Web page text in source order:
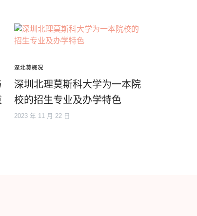
深北莫概况
深圳北理莫斯科大学为一本院
校的招生专业及办学特色
2023 年 11 月 22 日